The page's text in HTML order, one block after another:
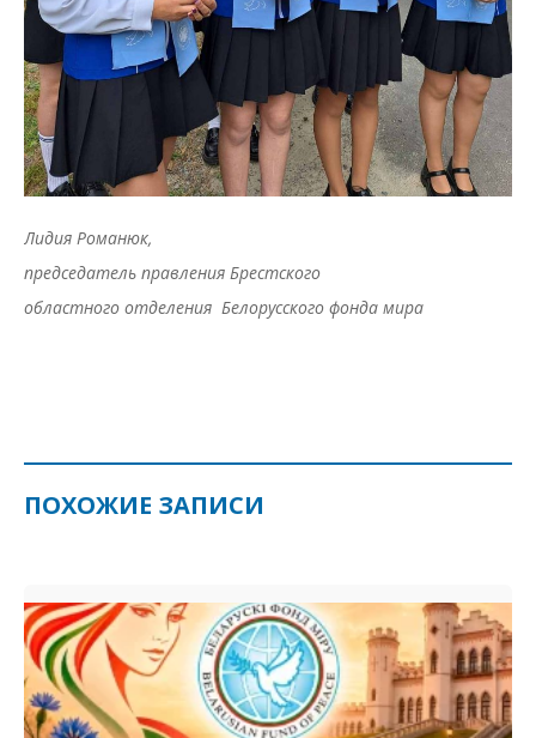
Лидия Романюк,
председатель правления Брестского
областного отделения Белорусского фонда мира
ПОХОЖИЕ ЗАПИСИ